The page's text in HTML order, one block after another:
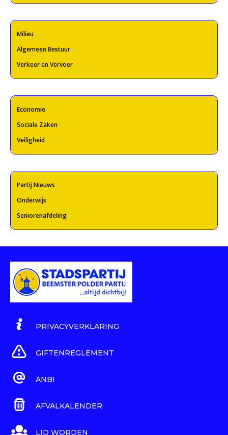
Milieu
Algemeen Bestuur
Verkeer en Vervoer
Economie
Sociale Zaken
Veiligheid
Partij Nieuws
Onderwijs
Seniorenafdeling
PRIVACYVERKLARING
GIFTENREGLEMENT
ANBI
AFVALKALENDER
LID WORDEN